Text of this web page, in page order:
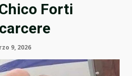
Forti
9, 2026